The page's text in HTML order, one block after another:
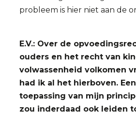
probleem is hier niet aan de
E.V.: Over de
ouders en het recht van
volwassenheid volkomen
had ik al het hierboven.
toepassing van mijn
zou inderdaad ook leiden